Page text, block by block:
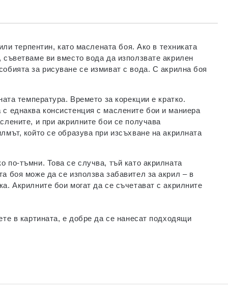
терпентин, като маслената боя. Ако в техниката
ви вместо вода да използвате акрилен
за рисуване се измиват с вода. С акрилна боя
температура. Времето за корекции е кратко.
еднаква консистенция с маслените бои и маниера
и при акрилните бои се получава
който се образува при изсъхване на акрилната
по-тъмни. Това се случва, тъй като акрилната
боя може да се използва забавител за акрил – в
Акрилните бои могат да се съчетават с акрилните
в картината, е добре да се нанесат подходящи